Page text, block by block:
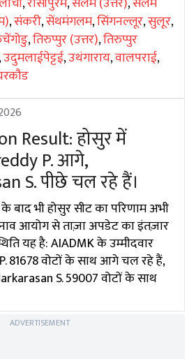
,संकरी,सेंथमंगलम,सिंगनल्लूर,सुलूर,
,तिरुप्पुर (उत्तर),तिरुप्पुर
,उदुमलाईपेट्टई,उथंगाराय,वालपराई,
Result: होसुर में
P. आगे,
S. पीछे चल रहे हैं।
बाद भी होसुर सीट का परिणाम अभी
आयोग से ताज़ा अपडेट का इंतज़ार
यह है: AIADMK के उम्मीदवार
81678 वोटों के साथ आगे चल रहे हैं,
S. 59007 वोटों के साथ
ADVERTISEMENT